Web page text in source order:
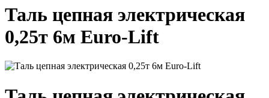
Таль цепная электрическая
0,25т 6м Euro-Lift